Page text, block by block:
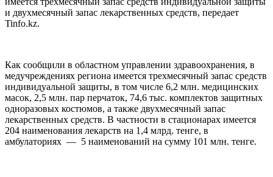
и двухмесячный запас лекарственных средств, передает
Tinfo.kz.
Как сообщили в областном управлении здравоохранения, в
медучреждениях региона имеется трехмесячный запас средств
индивидуальной защиты, в том числе 6,2 млн. медицинских
масок, 2,5 млн. пар перчаток, 74,6 тыс. комплектов защитных
одноразовых костюмов, а также двухмесячный запас
лекарственных средств. В частности в стационарах имеется
204 наименования лекарств на 1,4 млрд. тенге, в
амбулаториях — 5 наименований на сумму 101 млн. тенге.